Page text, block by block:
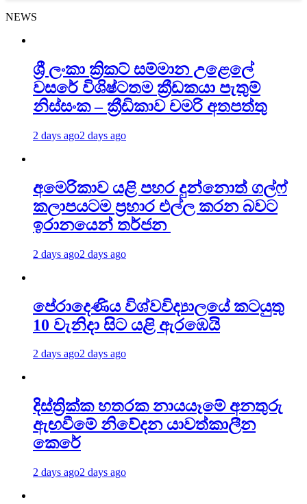
NEWS
ශ්‍රී ලංකා ක්‍රිකට් සම්මාන උළෙලේ
වසරේ විශිෂ්ටතම ක්‍රීඩකයා පැතුම්
නිස්සංක – ක්‍රීඩිකාව චමරි අතපත්තු
2 days ago2 days ago
අමෙරිකාව යළි පහර දුන්නොත් ගල්ෆ්
කලාපයටම ප්‍රහාර එල්ල කරන බවට
ඉරානයෙන් තර්ජන
2 days ago2 days ago
පේරාදෙණිය විශ්වවිද්‍යාලයේ කටයුතු
10 වැනිදා සිට යළි ඇරඹෙයි
2 days ago2 days ago
දිස්ත්‍රික්ක හතරක නායයෑමේ අනතුරු
ඇඟවීමේ නිවේදන යාවත්කාලීන
කෙරේ
2 days ago2 days ago